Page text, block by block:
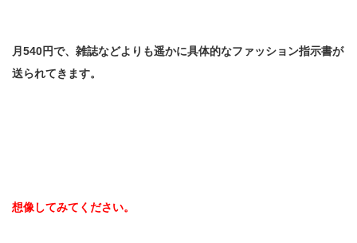
月540円で、雑誌などよりも遥かに具体的なファッション指示書が
送られてきます。
想像してみてください。